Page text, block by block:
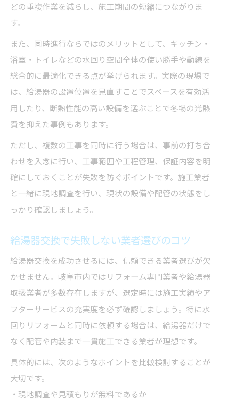
どの重複作業を減らし、施工期間の短縮につながりま
す。
また、同時進行ならではのメリットとして、キッチン・
浴室・トイレなどの水回り空間全体の使い勝手や動線を
総合的に最適化できる点が挙げられます。実際の現場で
は、給湯器の設置位置を見直すことでスペースを有効活
用したり、断熱性能の高い設備を選ぶことで冬場の光熱
費を抑えた事例もあります。
ただし、複数の工事を同時に行う場合は、事前の打ち合
わせを入念に行い、工事範囲や工程管理、保証内容を明
確にしておくことが失敗を防ぐポイントです。施工業者
と一緒に現地調査を行い、現状の設備や配管の状態をし
っかり確認しましょう。
給湯器交換で失敗しない業者選びのコツ
給湯器交換を成功させるには、信頼できる業者選びが欠
かせません。岐阜市内ではリフォーム専門業者や給湯器
取扱業者が多数存在しますが、選定時には施工実績やア
フターサービスの充実度を必ず確認しましょう。特に水
回りリフォームと同時に依頼する場合は、給湯器だけで
なく配管や内装まで一貫施工できる業者が理想です。
具体的には、次のようなポイントを比較検討することが
大切です。
・現地調査や見積もりが無料であるか